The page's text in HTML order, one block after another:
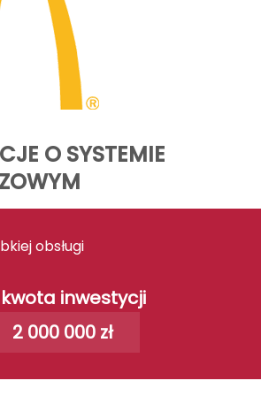
O SYSTEMIE
obsługi
kwota inwestycji
2 000 000 zł